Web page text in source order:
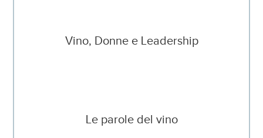
Vino, Donne e Leadership
Le parole del vino